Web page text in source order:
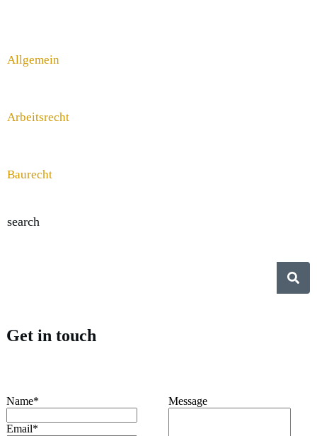
Allgemein
Arbeitsrecht
Baurecht
search
Get in touch
Name*
Email*
Message